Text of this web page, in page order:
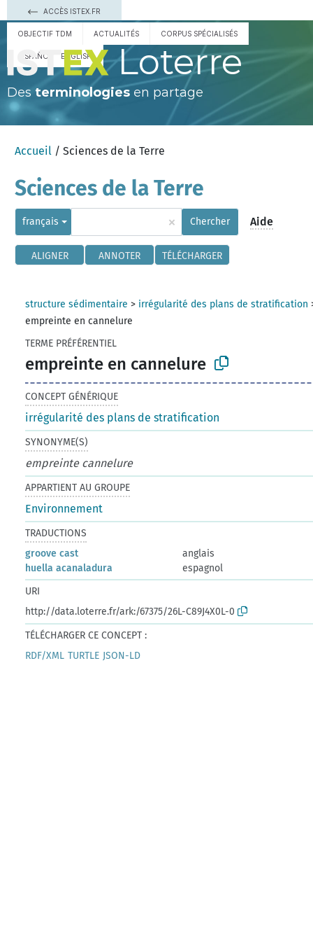
ACCÈS ISTEX.FR
OBJECTIF TDM ACTUALITÉS CORPUS SPÉCIALISÉS
ESPAÑOL ENGLISH Loterre
Des terminologies en partage
Accueil / Sciences de la Terre
Sciences de la Terre
français × Chercher Aide
ALIGNER ANNOTER TÉLÉCHARGER
structure sédimentaire > irrégularité des plans de stratification
empreinte en cannelure
TERME PRÉFÉRENTIEL
empreinte en cannelure
CONCEPT GÉNÉRIQUE
irrégularité des plans de stratification
SYNONYME(S)
empreinte cannelure
APPARTIENT AU GROUPE
Environnement
TRADUCTIONS
groove cast
anglais
huella acanaladura
espagnol
URI
http://data.loterre.fr/ark:/67375/26L-C89J4X0L-0
TÉLÉCHARGER CE CONCEPT :
RDF/XML TURTLE JSON-LD